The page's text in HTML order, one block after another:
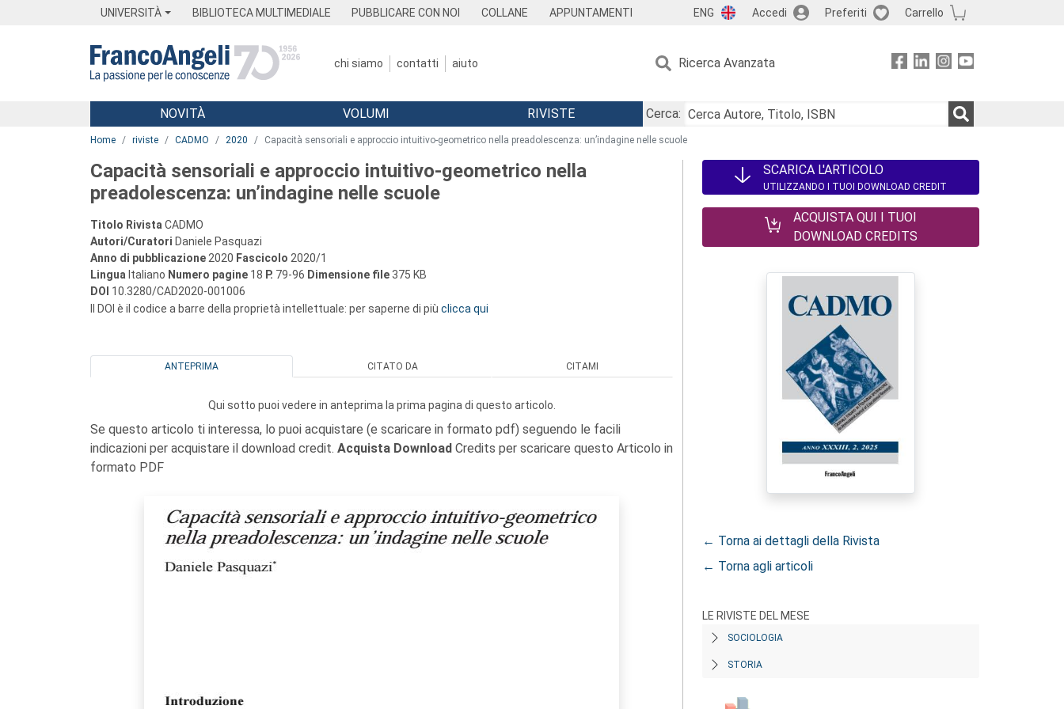
UNIVERSITÀ BIBLIOTECA MULTIMEDIALE PUBBLICARE CON NOI COLLANE APPUNTAMENTI ENG Accedi Preferiti Carrello
chi siamo contatti aiuto Ricerca Avanzata
Menu
NOVITÀ VOLUMI RIVISTE
Cerca:
Home riviste CADMO 2020 Capacità sensoriali e approccio intuitivo-geometrico nella preadolescenza: un’indagine nelle scuole
Capacità sensoriali e approccio intuitivo-geometrico nella
preadolescenza: un’indagine nelle scuole
Titolo Rivista CADMO
Autori/Curatori Daniele Pasquazi
Anno di pubblicazione 2020 Fascicolo 2020/1
Lingua Italiano Numero pagine 18 P. 79-96 Dimensione file 375 KB
DOI 10.3280/CAD2020-001006
Il DOI è il codice a barre della proprietà intellettuale: per saperne di più clicca qui
ANTEPRIMA CITATO DA CITAMI
Qui sotto puoi vedere in anteprima la prima pagina di questo articolo.
Se questo articolo ti interessa, lo puoi acquistare (e scaricare in formato pdf) seguendo le facili
indicazioni per acquistare il download credit. Acquista Download Credits per scaricare questo Articolo in
formato PDF
SCARICA L'ARTICOLO
UTILIZZANDO I TUOI DOWNLOAD CREDIT
ACQUISTA QUI I TUOI
DOWNLOAD CREDITS
← Torna ai dettagli della Rivista
← Torna agli articoli
LE RIVISTE DEL MESE
SOCIOLOGIA
STORIA